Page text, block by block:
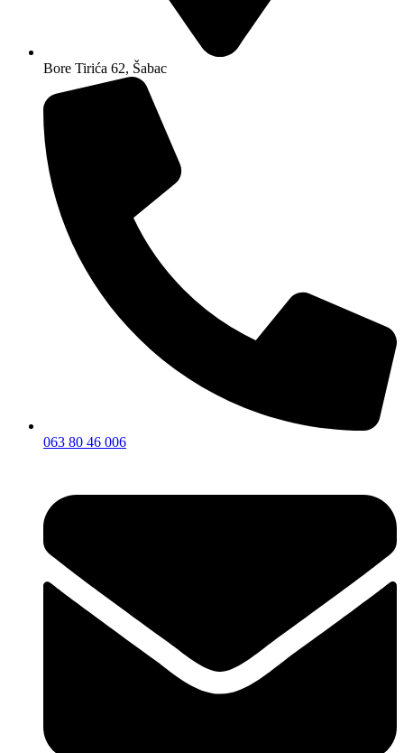
Bore Tirića 62, Šabac
063 80 46 006